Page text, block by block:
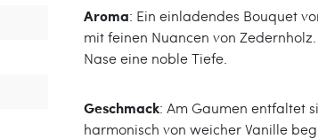
Aroma: Ein einladendes Bouquet
mit feinen Nuancen von
Nase eine noble Tiefe.
Geschmack: Am Gaumen entfaltet
harmonisch von weicher Vanille